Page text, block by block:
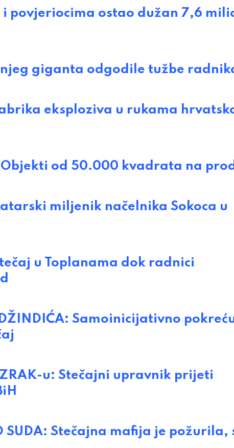
i povjeriocima ostao dužan 7,6
giganta odgodile tužbe
eksploziva u rukama
Objekti od 50.000 kvadrata na
miljenik načelnika Sokoca u
u Toplanama dok radnici
Samoinicijativno
ZRAK-u: Stečajni upravnik prijeti
SUDA: Stečajna mafija je požurila,